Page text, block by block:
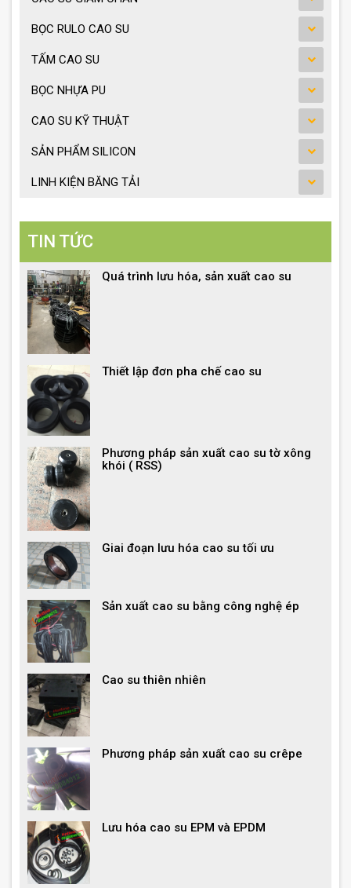
BỌC RULO CAO SU
TẤM CAO SU
BỌC NHỰA PU
CAO SU KỸ THUẬT
SẢN PHẨM SILICON
LINH KIỆN BĂNG TẢI
TIN TỨC
Quá trình lưu hóa, sản xuất cao su
Thiết lập đơn pha chế cao su
Phương pháp sản xuất cao su tờ xông
khói ( RSS)
Giai đoạn lưu hóa cao su tối ưu
Sản xuất cao su bằng công nghệ ép
Cao su thiên nhiên
Phương pháp sản xuất cao su crêpe
Lưu hóa cao su EPM và EPDM